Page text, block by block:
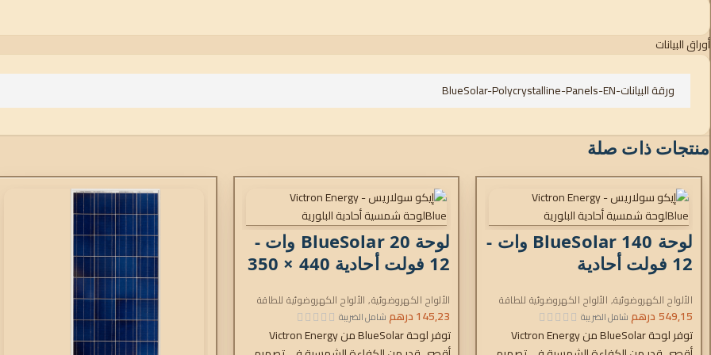
أوراق البيانات
ورقة البيانات-BlueSolar-Polycrystalline-Panels-EN
منتجات ذات صلة
لوحة BlueSolar 140 وات -
12 فولت أحادية
4a
الألواح الكهروضوئية, الألواح الكهروضوئية للطاقة
من شركة فيكترون
549,15 درهم شامل الضريبة
توفر لوحة BlueSolar من Victron Energy
لوحة BlueSolar 20 وات -
12 فولت أحادية 440 × 350
الألواح الكهروضوئية, الألواح الكهروضوئية للطاقة
من شركة فيكترون
145,23درهمشامل الضريبة
توفر لوحة BlueSolar من Victron Energy